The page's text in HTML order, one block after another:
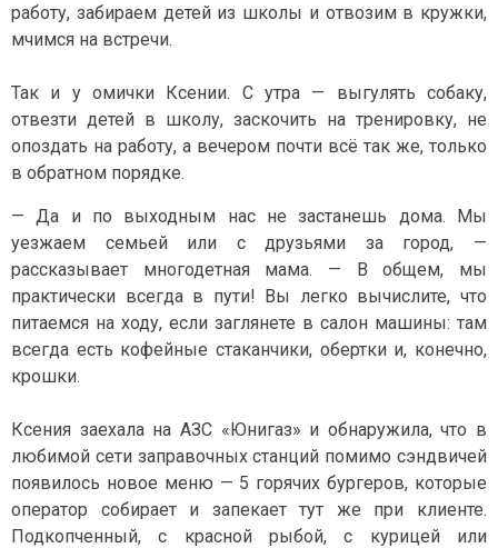
работу, забираем детей из школы и отвозим в кружки,
мчимся на встречи.
Так и у омички Ксении. С утра — выгулять собаку,
отвезти детей в школу, заскочить на тренировку, не
опоздать на работу, а вечером почти всё так же, только
в обратном порядке.
— Да и по выходным нас не застанешь дома. Мы
уезжаем семьей или с друзьями за город, —
рассказывает многодетная мама. — В общем, мы
практически всегда в пути! Вы легко вычислите, что
питаемся на ходу, если заглянете в салон машины: там
всегда есть кофейные стаканчики, обертки и, конечно,
крошки.
Ксения заехала на АЗС «Юнигаз» и обнаружила, что в
любимой сети заправочных станций помимо сэндвичей
появилось новое меню — 5 горячих бургеров, которые
оператор собирает и запекает тут же при клиенте.
Подкопченный, с красной рыбой, с курицей или